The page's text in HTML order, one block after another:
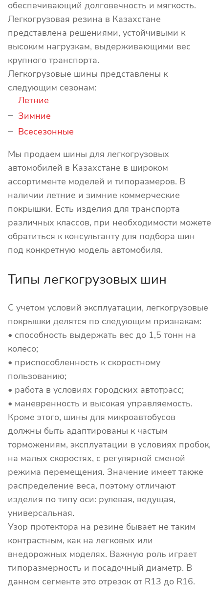
обеспечивающий долговечность и мягкость.
Легкогрузовая резина в Казахстане
представлена решениями, устойчивыми к
высоким нагрузкам, выдерживающими вес
крупного транспорта.
Легкогрузовые шины представлены к
следующим сезонам:
Летние
Зимние
Всесезонные
Мы продаем шины для легкогрузовых
автомобилей в Казахстане в широком
ассортименте моделей и типоразмеров. В
наличии летние и зимние коммерческие
покрышки. Есть изделия для транспорта
различных классов, при необходимости можете
обратиться к консультанту для подбора шин
под конкретную модель автомобиля.
Типы легкогрузовых шин
С учетом условий эксплуатации, легкогрузовые
покрышки делятся по следующим признакам:
• способность выдержать вес до 1,5 тонн на
колесо;
• приспособленность к скоростному
пользованию;
• работа в условиях городских автотрасс;
• маневренность и высокая управляемость.
Кроме этого, шины для микроавтобусов
должны быть адаптированы к частым
торможениям, эксплуатации в условиях пробок,
на малых скоростях, с регулярной сменой
режима перемещения. Значение имеет также
распределение веса, поэтому отличают
изделия по типу оси: рулевая, ведущая,
универсальная.
Узор протектора на резине бывает не таким
контрастным, как на легковых или
внедорожных моделях. Важную роль играет
типоразмерность и посадочный диаметр. В
данном сегменте это отрезок от R13 до R16.